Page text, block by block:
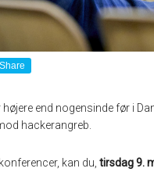
Share
end nogensinde før i
hackerangreb.
kan du, tirsdag 9.